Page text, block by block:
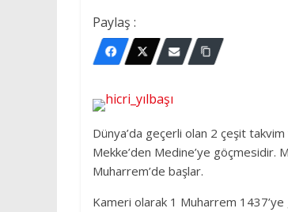
Paylaş :
Dünya’da geçerli olan 2 çeşit takvim
Mekke’den Medine’ye göçmesidir.
Muharrem’de başlar.
Kameri olarak 1 Muharrem